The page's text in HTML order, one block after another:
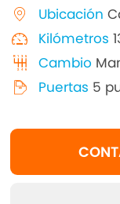
Ubicación
Kilómetros
Cambio
Puertas 5